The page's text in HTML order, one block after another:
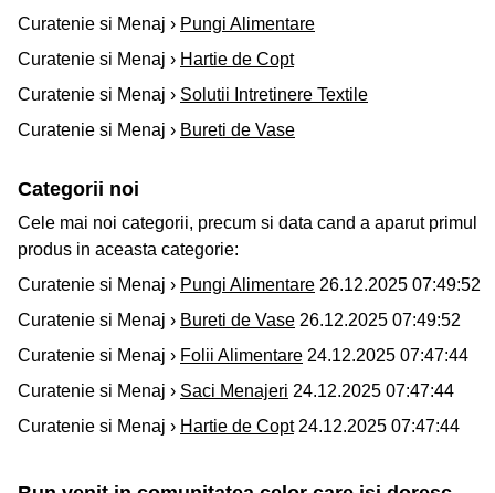
Curatenie si Menaj › Pungi Alimentare
Curatenie si Menaj › Hartie de Copt
Curatenie si Menaj › Solutii Intretinere Textile
Curatenie si Menaj › Bureti de Vase
Categorii noi
Cele mai noi categorii, precum si data cand a aparut primul
produs in aceasta categorie:
Curatenie si Menaj › Pungi Alimentare 26.12.2025 07:49:52
Curatenie si Menaj › Bureti de Vase 26.12.2025 07:49:52
Curatenie si Menaj › Folii Alimentare 24.12.2025 07:47:44
Curatenie si Menaj › Saci Menajeri 24.12.2025 07:47:44
Curatenie si Menaj › Hartie de Copt24.12.2025 07:47:44